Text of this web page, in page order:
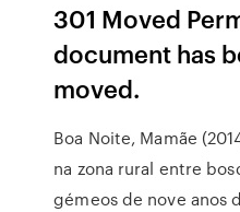
301 Moved
document has
moved.
Boa Noite, Mamãe
na zona rural entre
gémeos de nove anos